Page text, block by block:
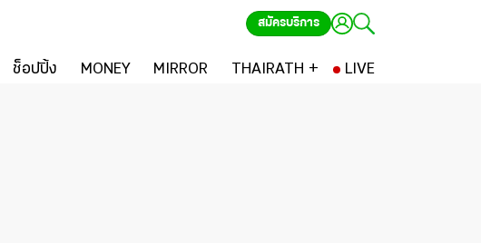
สมัครบริการ
ช็อปปิ้ง MONEY MIRROR THAIRATH + LIVE